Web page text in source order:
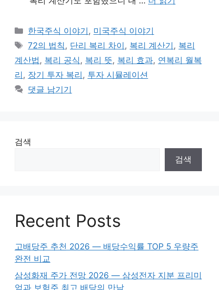
카
테
리
한국주식 이야기 , 미국주식 이야기
태
그
72의 법칙, 단리 복리 차이 , 복리 계산기 , 복리
계산법, 복리 공식, 복리 뜻, 복리 효과, 연복리 월복
리 , 장기 투자 복리 , 투자 시뮬레이션
댓글 남기기
검색
검색
Recent Posts
고배당주 추천 2026 — 배당수익률 TOP 5 우량주
완전 비교
삼성화재 주가 전망 2026 — 삼성전자 지분 프리미
엄과 보험주 최고 배당의 만남